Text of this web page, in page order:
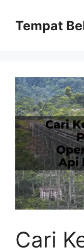
contentTempat
Cari